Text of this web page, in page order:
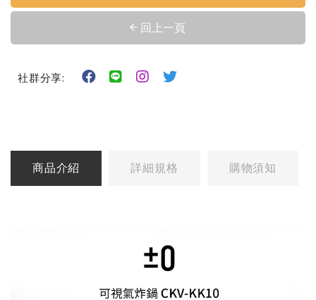
回上一頁
社群分享:
商品介紹 詳細規格 購物須知